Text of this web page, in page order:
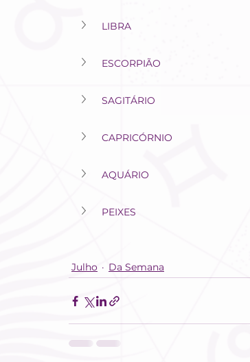
LIBRA
ESCORPIÃO
SAGITÁRIO
CAPRICÓRNIO
AQUÁRIO
PEIXES
Julho Da Semana